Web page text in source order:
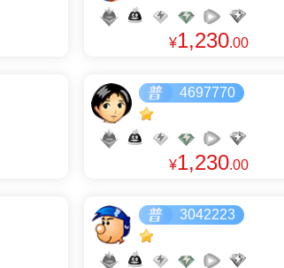
¥1,230.00
4697770
¥1,230.00
3042223